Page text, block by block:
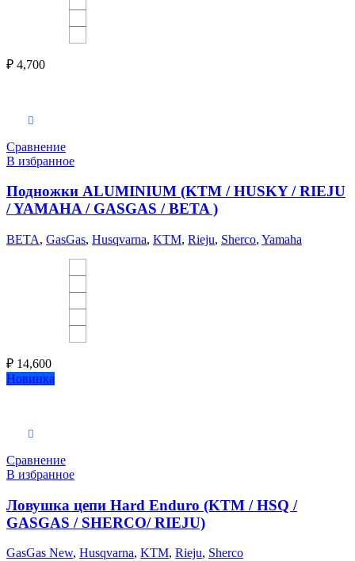
₽ 4,700
Сравнение
В избранное
Подножки ALUMINIUM (KTM / HUSKY / RIEJU
/ YAMAHA / GASGAS / BETA )
BETA, GasGas, Husqvarna, KTM, Rieju, Sherco, Yamaha
₽ 14,600
Новинка
Сравнение
В избранное
Ловушка цепи Hard Enduro (KTM / HSQ /
GASGAS / SHERCO/ RIEJU)
GasGas New, Husqvarna, KTM, Rieju, Sherco